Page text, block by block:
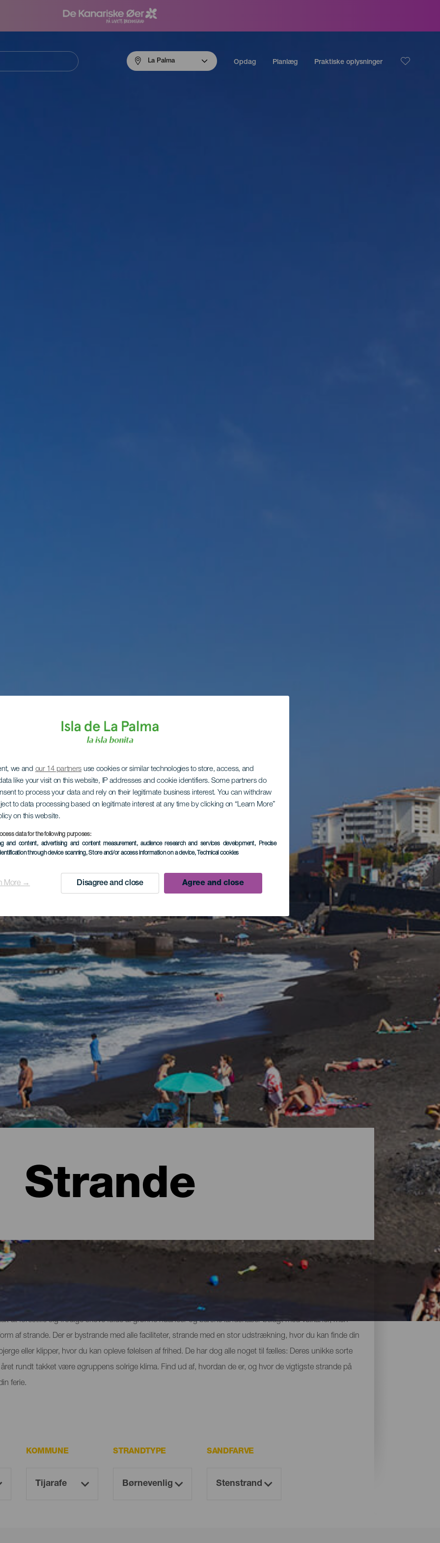
we and our 14 partners use cookies or similar technologies to store, access, and
like your visit on this website, IP addresses and cookie identifiers. Some partners do
to process your data and rely on their legitimate business interest. You can withdraw
to data processing based on legitimate interest at any time by clicking on “Learn More”
on this website.
data for the following purposes:
and content, advertising and content measurement, audience research and services development, Precise
through device scanning, Store and/or access information on a device, Technical cookies
More → Disagree and close Agree and close
La Palma Opdag Planlæg Praktiske oplysninger
Strande
at forestille sig frodige skove fulde af grønne nuancer og barske landskaber belagt med vulkaner, men
af strande. Der er bystrande med alle faciliteter, strande med en stor udstrækning, hvor du kan finde din
eller klipper, hvor du kan opleve følelsen af frihed. De har dog alle noget til fælles: Deres unikke sorte
rundt takket være øgruppens solrige klima. Find ud af, hvordan de er, og hvor de vigtigste strande på
ferie.
KOMMUNE STRANDTYPE SANDFARVE